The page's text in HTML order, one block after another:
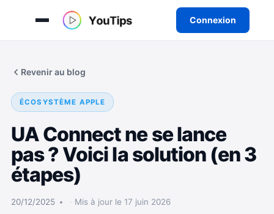
Connexion
Revenir au blog
ÉCOSYSTÈME APPLE
UA Connect ne se lance
pas ? Voici la solution (en 3
étapes)
20/12/2025 Mis à jour le 17 juin 2026